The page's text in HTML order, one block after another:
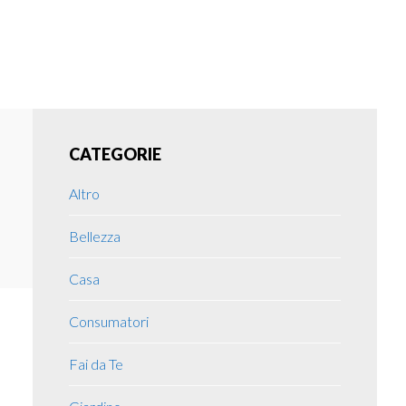
Sidebar
CATEGORIE
Altro
Bellezza
Casa
Consumatori
Fai da Te